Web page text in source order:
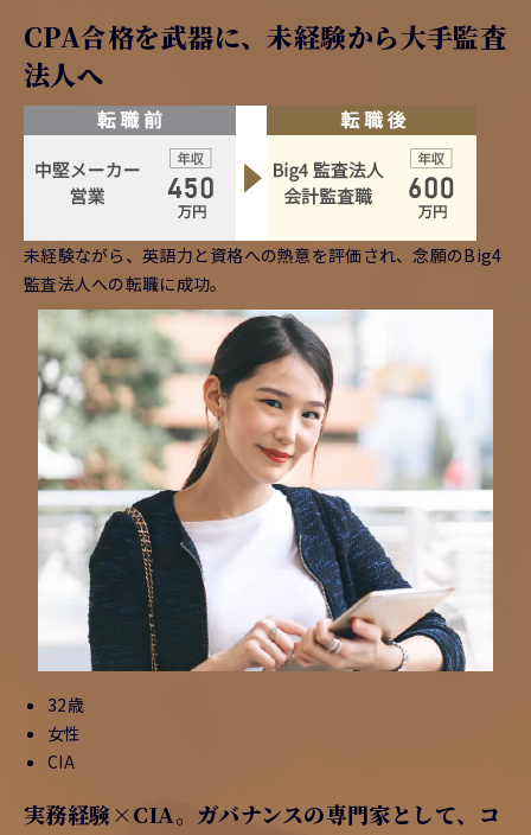
CPA合格を武器に、未経験から大手監査
法人へ
未経験ながら、英語力と資格への熱意を評価され、念願のBig4
監査法人への転職に成功。
32歳
女性
CIA
実務経験×CIA。ガバナンスの専門家として、コ